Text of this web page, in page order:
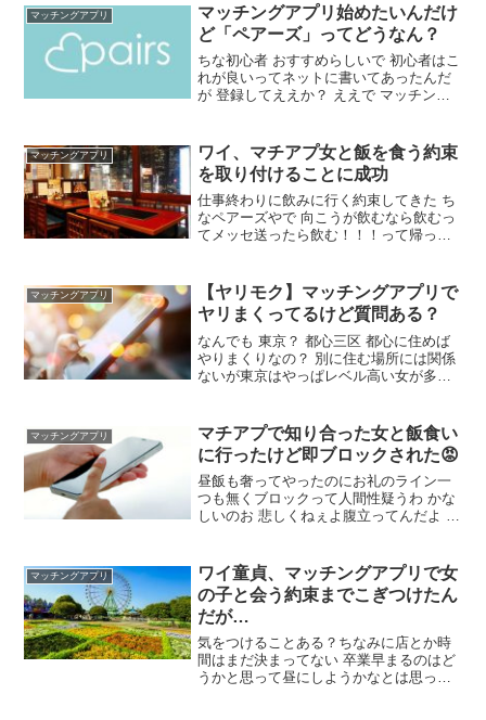
マッチングアプリ
マッチングアプリ始めたいんだけ
ど「ペアーズ」ってどうなん？
ちな初心者 おすすめらしいで 初心者はこ
れが良いってネットに書いてあったんだ
が 登録してええか？ ええで マッチング
な顔写真載せても全くマッチングしない
マスクつきでええか？ 素顔晒すの抵抗あ
るしマスクつきなら結構イケてるんや
マッチングアプリ
ワイ、マチアプ女と飯を食う約束
を取り付けることに成功
仕事終わりに飲みに行く約束してきた ち
なペアーズやで 向こうが飲むなら飲むっ
てメッセ送ったら飲む！！！って帰って
か、昨日オナ禁しておけば良かった ええ
なあ飲めるやつは 飲めるか飲めないかで
だいぶ変わるよな ワイも酒練習するわ
マッチングアプリ
【ヤリモク】マッチングアプリで
ヤリまくってるけど質問ある？
なんでも 東京？ 都心三区 都心に住めば
やりまくりなの？ 別に住む場所には関係
ないが東京はやっぱレベル高い女が多い
た内容詳しく 数多すぎて書ききれないが
マッチングアプリなのに処女が来た AV女
優だった
マッチングアプリ
マチアプで知り合った女と飯食い
に行ったけど即ブロックされた😡
昼飯も奢ってやったのにお礼のライン一
つも無くブロックって人間性疑うわ かな
しいのお 悲しくねぇよ腹立ってんだよ 何
り上がりはしなかった でもそんな事は抜
きにしてお礼のラインくらいはしろ
マッチングアプリ
ワイ童貞、マッチングアプリで女
の子と会う約束までこぎつけたん
だが…
気をつけることある？ちなみに店とか時
間はまだ決まってない 卒業早まるのはど
うかと思って昼にしようかなとは思って